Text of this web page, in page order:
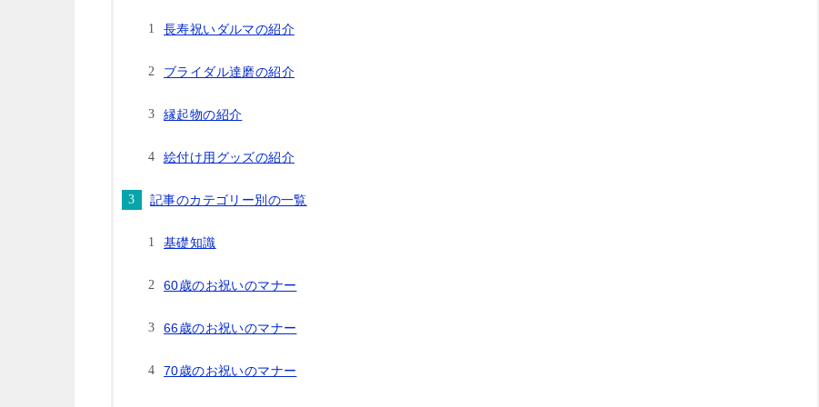
長寿祝いダルマの紹介
ブライダル達磨の紹介
縁起物の紹介
絵付け用グッズの紹介
記事のカテゴリー別の一覧
基礎知識
60歳のお祝いのマナー
66歳のお祝いのマナー
70歳のお祝いのマナー